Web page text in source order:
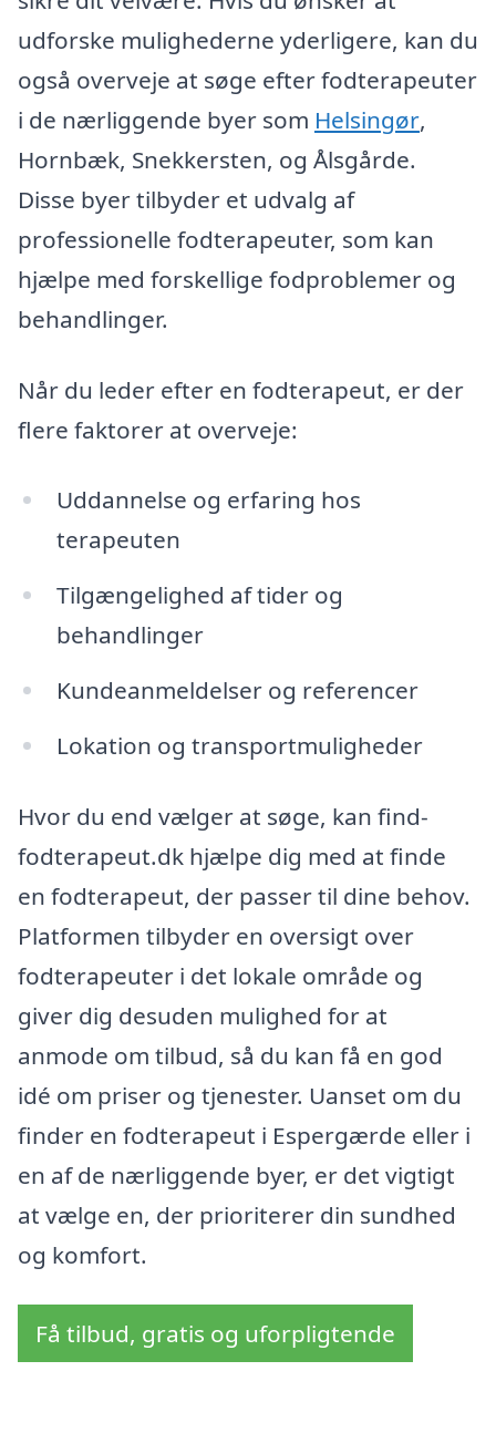
udforske mulighederne yderligere, kan du
også overveje at søge efter fodterapeuter
i de nærliggende byer som Helsingør,
Hornbæk, Snekkersten, og Ålsgårde.
Disse byer tilbyder et udvalg af
professionelle fodterapeuter, som kan
hjælpe med forskellige fodproblemer og
behandlinger.
Når du leder efter en fodterapeut, er der
flere faktorer at overveje:
Uddannelse og erfaring hos
terapeuten
Tilgængelighed af tider og
behandlinger
Kundeanmeldelser og referencer
Lokation og transportmuligheder
Hvor du end vælger at søge, kan find-
fodterapeut.dk hjælpe dig med at finde
en fodterapeut, der passer til dine behov.
Platformen tilbyder en oversigt over
fodterapeuter i det lokale område og
giver dig desuden mulighed for at
anmode om tilbud, så du kan få en god
idé om priser og tjenester. Uanset om du
finder en fodterapeut i Espergærde eller i
en af de nærliggende byer, er det vigtigt
at vælge en, der prioriterer din sundhed
og komfort.
Få tilbud, gratis og uforpligtende